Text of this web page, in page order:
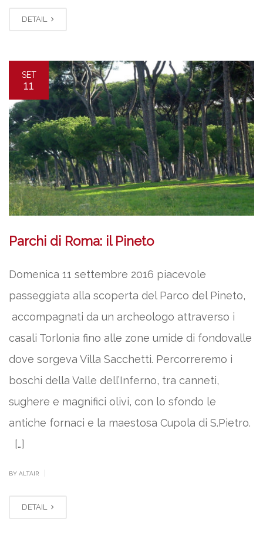
DETAIL
SET
11
Parchi di Roma: il Pineto
Domenica 11 settembre 2016 piacevole
passeggiata alla scoperta del Parco del Pineto,
accompagnati da un archeologo attraverso i
casali Torlonia fino alle zone umide di fondovalle
dove sorgeva Villa Sacchetti. Percorreremo i
boschi della Valle dell’Inferno, tra canneti,
sughere e magnifici olivi, con lo sfondo le
antiche fornaci e la maestosa Cupola di S.Pietro.
[…]
BY ALTAIR
DETAIL